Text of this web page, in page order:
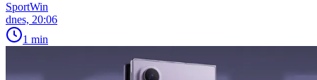
SportWin
dnes, 20:06
1 min